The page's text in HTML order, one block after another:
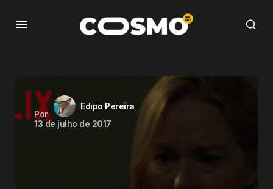
Por
Edipo Pereira
13 de julho de 2017